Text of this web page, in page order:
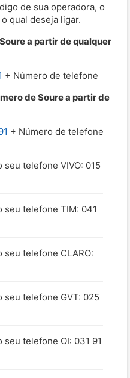
de sua operadora, o
qual deseja ligar.
a partir de qualquer
+ Número de telefone
de Soure a partir de
+ Número de telefone
telefone VIVO: 015
seu telefone TIM: 041
seu telefone CLARO:
seu telefone GVT: 025
telefone OI: 031 91